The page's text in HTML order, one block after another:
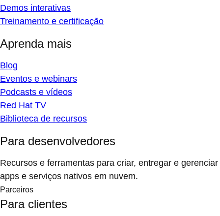
Demos interativas
Treinamento e certificação
Aprenda mais
Blog
Eventos e webinars
Podcasts e vídeos
Red Hat TV
Biblioteca de recursos
Para desenvolvedores
Recursos e ferramentas para criar, entregar e gerenciar
apps e serviços nativos em nuvem.
Parceiros
Para clientes